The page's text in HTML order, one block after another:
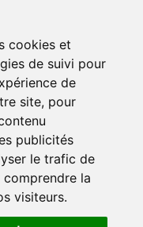
cookies et
de suivi pour
de
site, pour
publicités
le trafic de
la
visiteurs.
ACCEPTÉS